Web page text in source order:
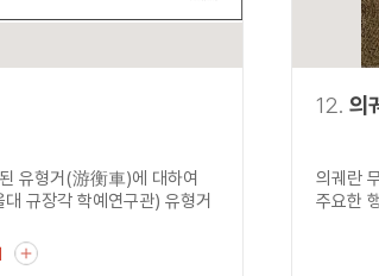
유형거(游衡車)에 대하여
규장각 학예연구관) 유형거
12. 의
의궤란
주요한